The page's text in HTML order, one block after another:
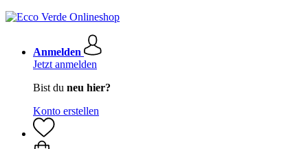
Anmelden
Jetzt anmelden
Bist du neu hier?
Konto erstellen